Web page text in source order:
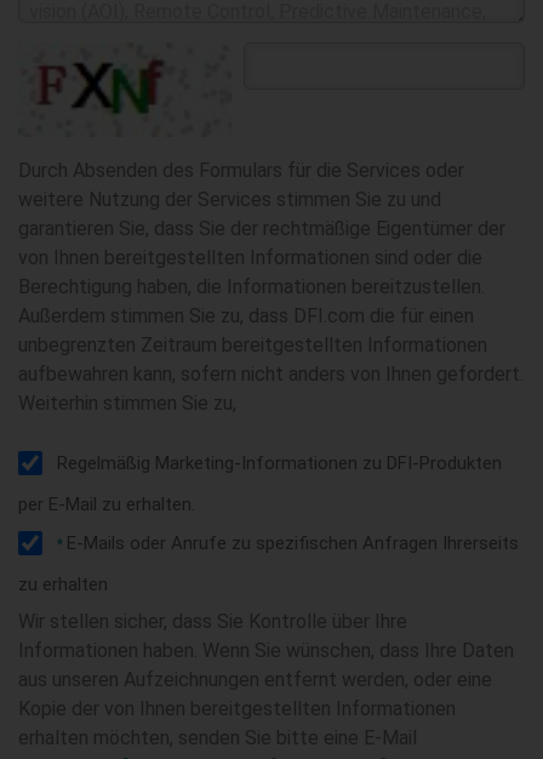
Durch Absenden des Formulars für die Services oder
weitere Nutzung der Services stimmen Sie zu und
garantieren Sie, dass Sie der rechtmäßige Eigentümer der
von Ihnen bereitgestellten Informationen sind oder die
Berechtigung haben, die Informationen bereitzustellen.
Außerdem stimmen Sie zu, dass DFI.com die für einen
unbegrenzten Zeitraum bereitgestellten Informationen
aufbewahren kann, sofern nicht anders von Ihnen gefordert.
Weiterhin stimmen Sie zu,
Regelmäßig Marketing-Informationen zu DFI-Produkten
per E-Mail zu erhalten.
* E-Mails oder Anrufe zu spezifischen Anfragen Ihrerseits
zu erhalten
Wir stellen sicher, dass Sie Kontrolle über Ihre
Informationen haben. Wenn Sie wünschen, dass Ihre Daten
aus unseren Aufzeichnungen entfernt werden, oder eine
Kopie der von Ihnen bereitgestellten Informationen
erhalten möchten, senden Sie bitte eine E-Mail